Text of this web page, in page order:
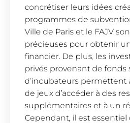
concrétiser leurs idées
programmes de
Ville de Paris et le FAJV
précieuses pour obtenir
financier. De plus, les
privés provenant de fonds
d’incubateurs permettent
de jeux d’accéder à des
supplémentaires et à un
Cependant, il est essentiel